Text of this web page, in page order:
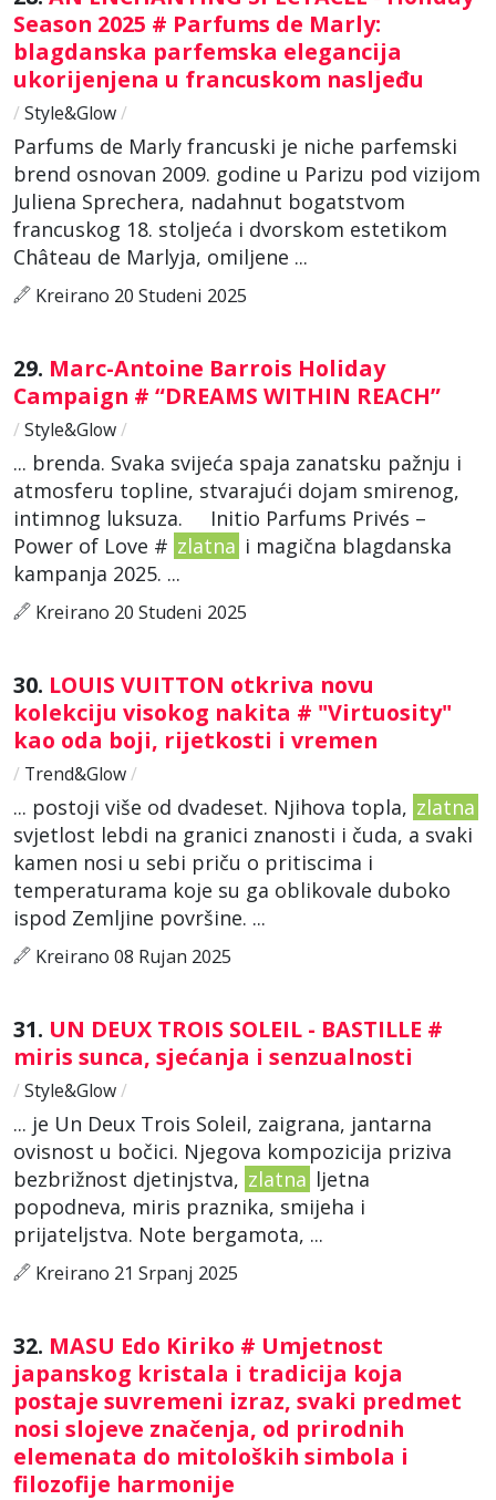
Season 2025 # Parfums de Marly:
blagdanska parfemska elegancija
ukorijenjena u francuskom nasljeđu
/ Style&Glow/
Parfums de Marly francuski je niche parfemski
brend osnovan 2009. godine u Parizu pod vizijom
Juliena Sprechera, nadahnut bogatstvom
francuskog 18. stoljeća i dvorskom estetikom
Château de Marlyja, omiljene ...
Kreirano 20 Studeni 2025
29. Marc-Antoine Barrois Holiday
Campaign # “DREAMS WITHIN REACH”
/ Style&Glow/
... brenda. Svaka svijeća spaja zanatsku pažnju i
atmosferu topline, stvarajući dojam smirenog,
intimnog luksuza. Initio Parfums Privés –
Power of Love # zlatna i magična blagdanska
kampanja 2025. ...
Kreirano 20 Studeni 2025
30. LOUIS VUITTON otkriva novu
kolekciju visokog nakita # "Virtuosity"
kao oda boji, rijetkosti i vremen
/ Trend&Glow/
... postoji više od dvadeset. Njihova topla, zlatna
svjetlost lebdi na granici znanosti i čuda, a svaki
kamen nosi u sebi priču o pritiscima i
temperaturama koje su ga oblikovale duboko
ispod Zemljine površine. ...
Kreirano 08 Rujan 2025
31. UN DEUX TROIS SOLEIL - BASTILLE #
miris sunca, sjećanja i senzualnosti
/ Style&Glow/
... je Un Deux Trois Soleil, zaigrana, jantarna
ovisnost u bočici. Njegova kompozicija priziva
bezbrižnost djetinjstva, zlatna ljetna
popodneva, miris praznika, smijeha i
prijateljstva. Note bergamota, ...
Kreirano 21 Srpanj 2025
32. MASU Edo Kiriko # Umjetnost
japanskog kristala i tradicija koja
postaje suvremeni izraz, svaki predmet
nosi slojeve značenja, od prirodnih
elemenata do mitoloških simbola i
filozofije harmonije